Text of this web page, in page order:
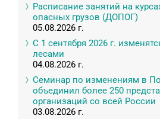
Расписание занятий на
опасных грузов (ДОПОГ)
05.08.2026 г.
С 1 сентября 2026 г.
лесами
04.08.2026 г.
Семинар по изменениям в
объединил более 250
организаций со всей России
03.08.2026 г.